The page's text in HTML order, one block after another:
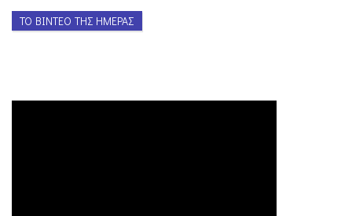
ΤΟ ΒΊΝΤΕΟ ΤΗΣ ΗΜΈΡΑΣ